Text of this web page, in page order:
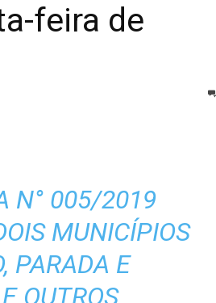
feira de
N° 005/2019
MUNICÍPIOS
PARADA E
OUTROS